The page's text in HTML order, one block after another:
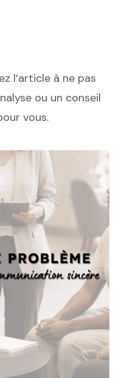
l’article à ne pas
ou un conseil
vous.